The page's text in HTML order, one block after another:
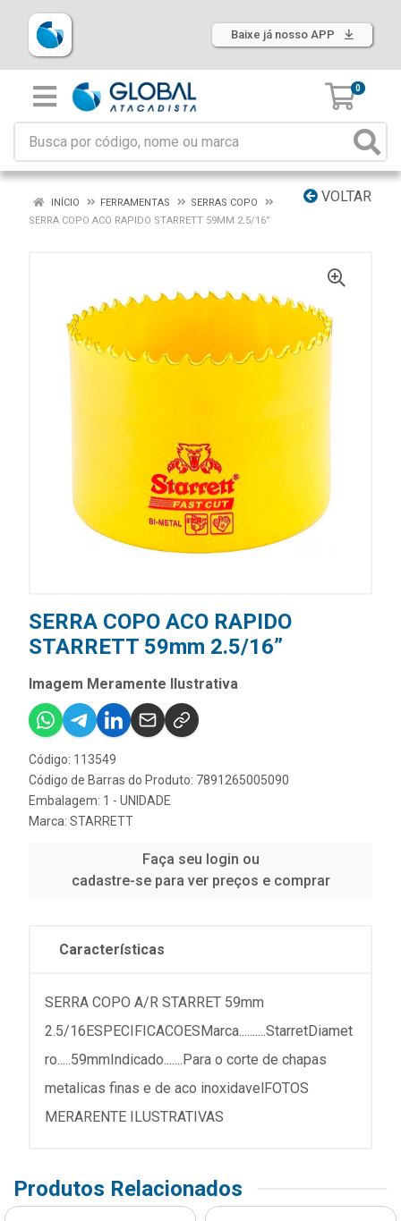
Baixe já nosso APP
0
VOLTAR
INÍCIO FERRAMENTAS
SERRAS COPO
SERRA COPO ACO RAPIDO STARRETT 59MM 2.5/16”
SERRA COPO ACO RAPIDO
STARRETT 59mm 2.5/16”
Imagem Meramente Ilustrativa
Código: 113549
Código de Barras do Produto: 7891265005090
Embalagem: 1 - UNIDADE
Marca: STARRETT
Faça seu login ou
cadastre-se para ver preços e comprar
Características
SERRA COPO A/R STARRET 59mm
2.5/16ESPECIFICACOESMarca..........StarretDiamet
ro.....59mmIndicado.......Para o corte de chapas
metalicas finas e de aco inoxidavelFOTOS
MERARENTE ILUSTRATIVAS
Produtos Relacionados